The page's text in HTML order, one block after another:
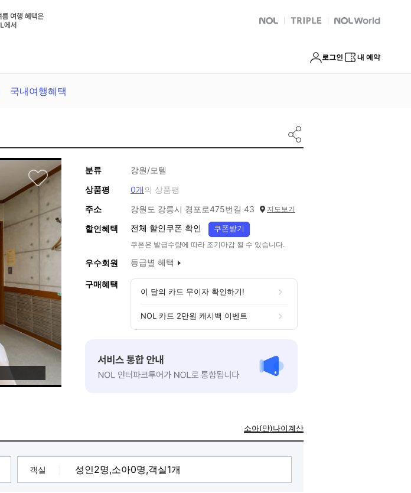
NOL 트리플 Global Interpark
로그인 내 예약
국내여행혜택
분류
강원/모텔
상품평
0개의 상품평
주소
강원도 강릉시 경포로475번길 43 지도보기
할인혜택 전체 할인쿠폰 확인 쿠폰받기
쿠폰은 발급수량에 따라 조기마감 될 수 있습니다.
우수회원 등급별 혜택
구매혜택
이 달의 카드 무이자 확인하기!
NOL 카드 2만원 캐시백 이벤트
소아(만)나이계산
객실